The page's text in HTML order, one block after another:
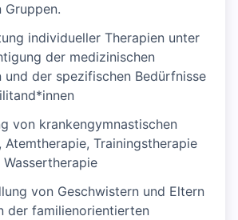
Gruppen.
individueller Therapien unter
der medizinischen
und der spezifischen Bedürfnisse
von krankengymnastischen
Atemtherapie, Trainingstherapie
von Geschwistern und Eltern
der familienorientierten